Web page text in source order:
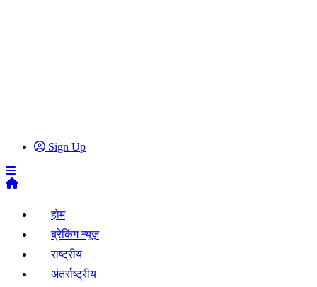
Sign Up
होम
ब्रेकिंग न्यूज़
राष्ट्रीय
अंतर्राष्ट्रीय